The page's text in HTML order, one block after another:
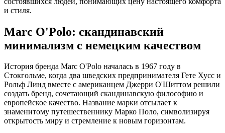
и стиля.
Marc O'Polo: скандинавский
минимализм с немецким качеством
История бренда Marc O'Polo началась в 1967 году в
Стокгольме, когда два шведских предпринимателя Гете Хусс и
Рольф Линд вместе с американцем Джерри О'Шиттом решили
создать бренд, сочетающий скандинавскую философию и
европейское качество. Название марки отсылает к
знаменитому путешественнику Марко Поло, символизируя
открытость миру и стремление к новым горизонтам.